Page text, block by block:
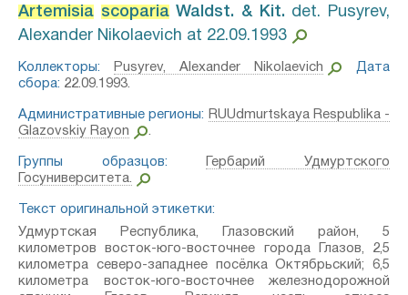
Artemisia scopariaWaldst. & Kit.⁣ det. Pusyrev,
Alexander Nikolaevich at 22.09.1993
Коллекторы: Pusyrev, Alexander Nikolaevich
Дата
сбора: 22.09.1993.
Административные регионы: RUUdmurtskaya Respublika -
Glazovskiy Rayon
.
Группы образцов:
Гербарий Удмуртского
Госуниверситета.
Текст оригинальной этикетки:
Удмуртская Республика, Глазовский район, 5
километров восток-юго-восточнее города Глазов, 2,5
километра северо-западнее посёлка Октябрьский; 6,5
километра восток-юго-восточнее железнодорожной